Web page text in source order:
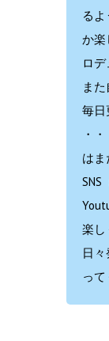
る
か楽
ロデ
ま
毎日
・
はま
SNS
楽し
日
って